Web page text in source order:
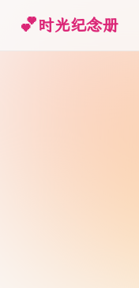
💕时光纪念册